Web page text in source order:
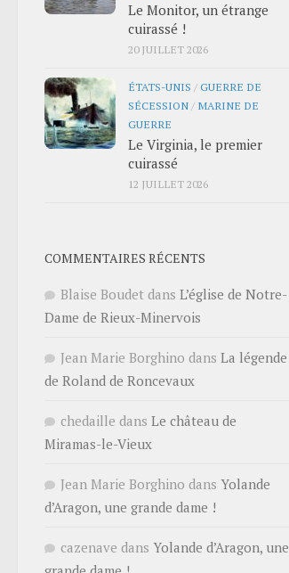
Le Monitor, un étrange
cuirassé !
20 JUILLET 2026
ÉTATS-UNIS /GUERRE DE
SÉCESSION / MARINE DE
GUERRE
Le Virginia, le premier
cuirassé
12 JUILLET 2026
COMMENTAIRES RÉCENTS
Blaise Boudet dans L’église de Notre-
Dame de Rieux-Minervois
Jean Marie Borghino dans La légende
de Roland de Roncevaux
chedaille dans Le château de
Miramas-le-Vieux
Jean Marie Borghino dans Yolande
d’Aragon, une grande dame !
cazenave dans Yolande d’Aragon, une